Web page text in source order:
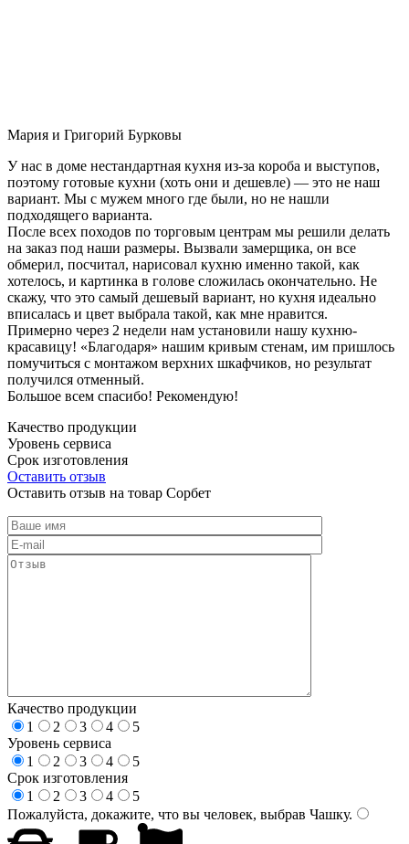
Мария и Григорий Бурковы
У нас в доме нестандартная кухня из-за короба и выступов,
поэтому готовые кухни (хоть они и дешевле) — это не наш
вариант. Мы с мужем много где были, но не нашли
подходящего варианта.
После всех походов по торговым центрам мы решили делать
на заказ под наши размеры. Вызвали замерщика, он все
обмерил, посчитал, нарисовал кухню именно такой, как
хотелось, и картинка в голове сложилась окончательно. Не
скажу, что это самый дешевый вариант, но кухня идеально
вписалась и цвет выбрала такой, как мне нравится.
Примерно через 2 недели нам установили нашу кухню-
красавицу! «Благодаря» нашим кривым стенам, им пришлось
помучиться с монтажом верхних шкафчиков, но результат
получился отменный.
Большое всем спасибо! Рекомендую!
Качество продукции
Уровень сервиса
Срок изготовления
Оставить отзыв
Оставить отзыв на товар Сорбет
Качество продукции
1
2 3 4
5
Уровень сервиса
1
2 3 4
5
Срок изготовления
1
2 3 4
5
Пожалуйста, докажите, что вы человек, выбрав Чашку.